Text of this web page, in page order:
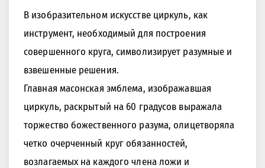
В изобразительном искусстве циркуль, как
инструмент, необходимый для построения
совершенного круга, символизирует разумные и
взвешенные решения.
Главная масонская эмблема, изображавшая
циркуль, раскрытый на 60 градусов выражала
торжество божественного разума, олицетворяла
четко очерченный круг обязанностей,
возлагаемых на каждого члена ложи и